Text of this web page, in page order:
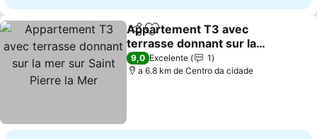
PartilharAdicionar aos favoritos
Appartement T3 avec
terrasse donnant sur la
mer sur Saint Pierre la
Mer
9,0 Excelente
1
a 6.8 km de Centro da cidade